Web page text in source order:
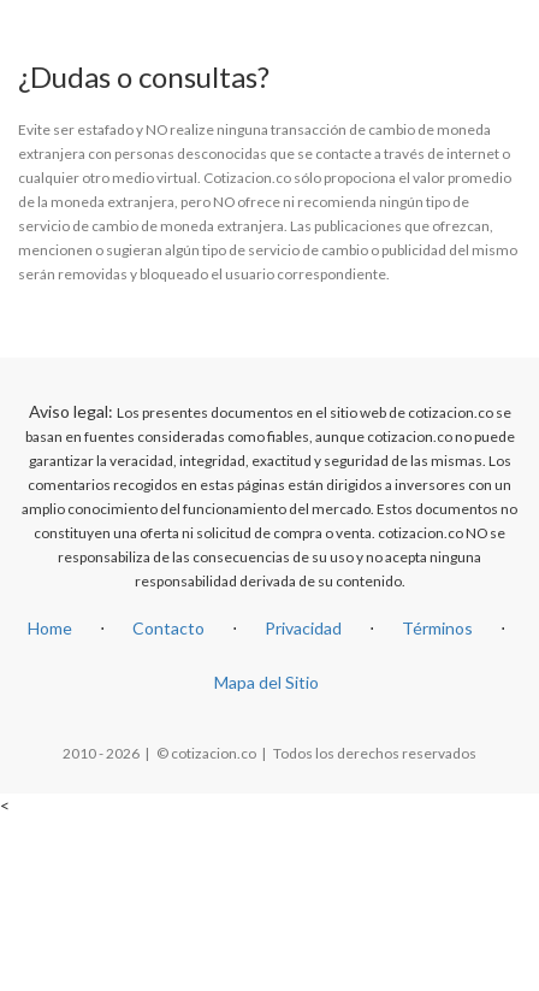
¿Dudas o consultas?
Evite ser estafado y NO realize ninguna transacción de cambio de moneda
extranjera con personas desconocidas que se contacte a través de internet o
cualquier otro medio virtual. Cotizacion.co sólo propociona el valor promedio
de la moneda extranjera, pero NO ofrece ni recomienda ningún tipo de
servicio de cambio de moneda extranjera. Las publicaciones que ofrezcan,
mencionen o sugieran algún tipo de servicio de cambio o publicidad del mismo
serán removidas y bloqueado el usuario correspondiente.
Aviso legal: Los presentes documentos en el sitio web de cotizacion.co se
basan en fuentes consideradas como fiables, aunque cotizacion.co no puede
garantizar la veracidad, integridad, exactitud y seguridad de las mismas. Los
comentarios recogidos en estas páginas están dirigidos a inversores con un
amplio conocimiento del funcionamiento del mercado. Estos documentos no
constituyen una oferta ni solicitud de compra o venta. cotizacion.co NO se
responsabiliza de las consecuencias de su uso y no acepta ninguna
responsabilidad derivada de su contenido.
Home ⋅ Contacto ⋅ Privacidad ⋅ Términos ⋅
Mapa del Sitio
2010 - 2026 | © cotizacion.co | Todos los derechos reservados
<